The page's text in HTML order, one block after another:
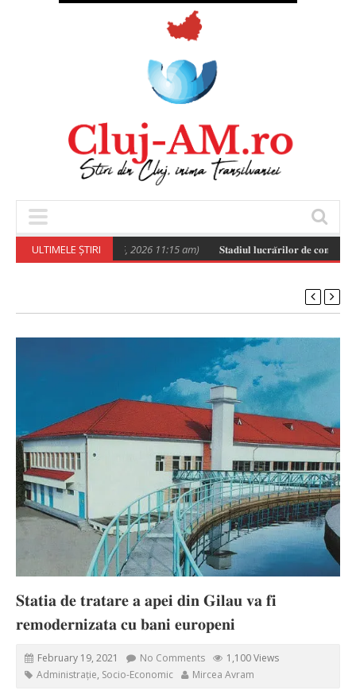
ULTIMELE ȘTIRI
Poza zilei (August 6, 2026 11:15 am) 𝐒𝐭𝐚𝐝𝐢𝐮𝐥 𝐥𝐮𝐜𝐫𝐚̆𝐫𝐢𝐥𝐨𝐫 𝐝𝐞 𝐜𝐨𝐧𝐬𝐭𝐫𝐮𝐢𝐫𝐞
𝐒𝐭𝐚𝐭𝐢𝐚 𝐝𝐞 𝐭𝐫𝐚𝐭𝐚𝐫𝐞 𝐚 𝐚𝐩𝐞𝐢 𝐝𝐢𝐧 𝐆𝐢𝐥𝐚𝐮 𝐯𝐚 𝐟𝐢
𝐫𝐞𝐦𝐨𝐝𝐞𝐫𝐧𝐢𝐳𝐚𝐭𝐚 𝐜𝐮 𝐛𝐚𝐧𝐢 𝐞𝐮𝐫𝐨𝐩𝐞𝐧𝐢
February 19, 2021 No Comments
1,100 Views
Administrație, Socio-Economic Mircea Avram